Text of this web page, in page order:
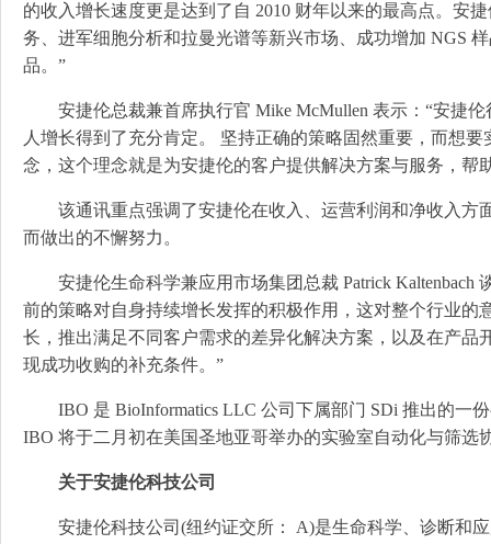
的收入增长速度更是达到了自 2010 财年以来的最高点。安
务、进军细胞分析和拉曼光谱等新兴市场、成功增加 NGS
品。”
安捷伦总裁兼首席执行官 Mike McMullen 表示：“安捷伦
人增长得到了充分肯定。 坚持正确的策略固然重要，而想
念，这个理念就是为安捷伦的客户提供解决方案与服务，帮
该通讯重点强调了安捷伦在收入、运营利润和净收入方
而做出的不懈努力。
安捷伦生命科学兼应用市场集团总裁 Patrick Kaltenbach
前的策略对自身持续增长发挥的积极作用，这对整个行业的
长，推出满足不同客户需求的差异化解决方案，以及在产
现成功收购的补充条件。”
IBO 是 BioInformatics LLC 公司下属部门 SDi 推出的一
IBO 将于二月初在美国圣地亚哥举办的实验室自动化与筛选
关于安捷伦科技公司
安捷伦科技公司(纽约证交所： A)是生命科学、诊断和应